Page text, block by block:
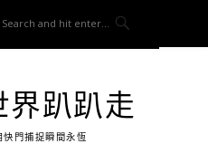
界趴趴走
門捕捉瞬間永恆